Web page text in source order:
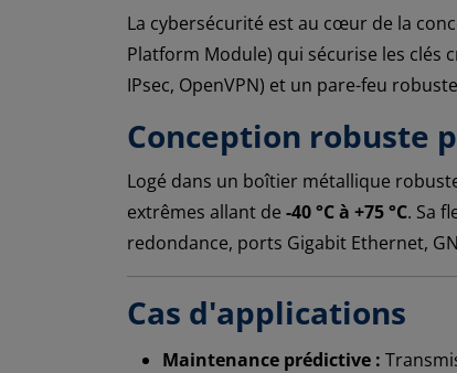
La cybersécurité est au cœur de la
Platform Module) qui sécurise les clés
IPsec, OpenVPN) et un pare-feu
Conception robuste
Logé dans un boîtier métallique
extrêmes allant de -40 °C à +75 °C. Sa
redondance, ports Gigabit Ethernet,
Cas d'applications
Maintenance prédictive :